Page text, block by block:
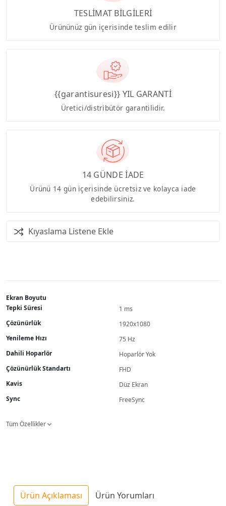
TESLİMAT BİLGİLERİ
Ürününüz gün içerisinde teslim edilir
{{garantisuresi}} YIL GARANTİ
Üretici/distribütör garantilidir.
14 GÜNDE İADE
Ürünü 14 gün içerisinde ücretsiz ve kolayca iade
edebilirsiniz.
Kıyaslama Listene Ekle
Ekran Boyutu
Tepki Süresi
1 ms
Çözünürlük
1920x1080
Yenileme Hızı
75 Hz
Dahili Hoparlör
Hoparlör Yok
Çözünürlük Standartı
FHD
Kavis
Düz Ekran
Sync
FreeSync
Tüm Özellikler
Ürün Açıklaması Ürün Yorumları